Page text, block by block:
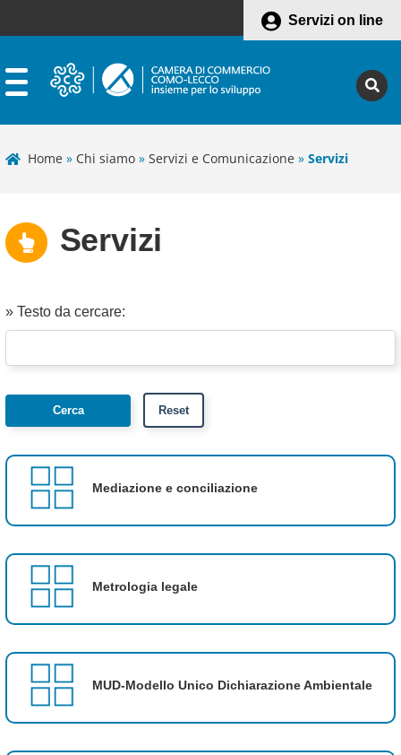
Servizi on line
Home » Chi siamo » Servizi e Comunicazione » Servizi
Servizi
» Testo da cercare:
Mediazione e conciliazione
Metrologia legale
MUD-Modello Unico Dichiarazione Ambientale